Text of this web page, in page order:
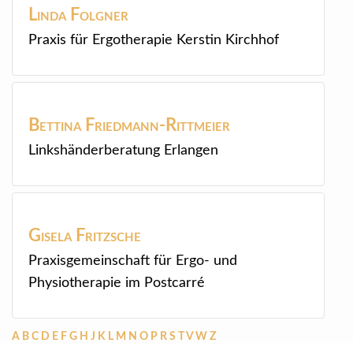
Linda Folgner
Praxis für Ergotherapie Kerstin Kirchhof
Bettina Friedmann-Rittmeier
Linkshänderberatung Erlangen
Gisela Fritzsche
Praxisgemeinschaft für Ergo- und
Physiotherapie im Postcarré
A B C D E F G H J K L M N O P R S TV W Z